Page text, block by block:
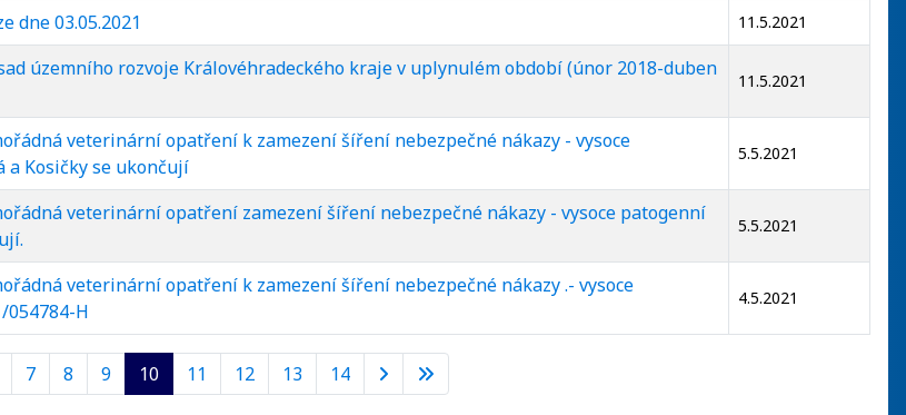
dne 03.05.2021 11.5.2021
územního rozvoje Královéhradeckého kraje v uplynulém období (únor 2018-duben
11.5.2021
veterinární opatření k zamezení šíření nebezpečné nákazy - vysoce
a Kosičky se ukončují
5.5.2021
veterinární opatření zamezení šíření nebezpečné nákazy - vysoce patogenní
5.5.2021
veterinární opatření k zamezení šíření nebezpečné nákazy .- vysoce
054784-H
4.5.2021
7 8 9 10 11 12 13 14